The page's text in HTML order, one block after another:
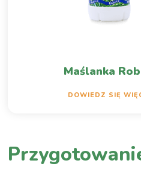
Maślanka
DOWIEDZ SIĘ